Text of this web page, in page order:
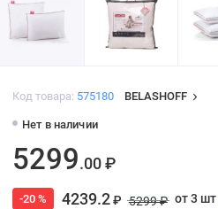
Код товара: 575180 BELASHOFF
Нет в наличии
5299.00 ₽
-20 % 4239.2₽ 5299 ₽ от 3 шт